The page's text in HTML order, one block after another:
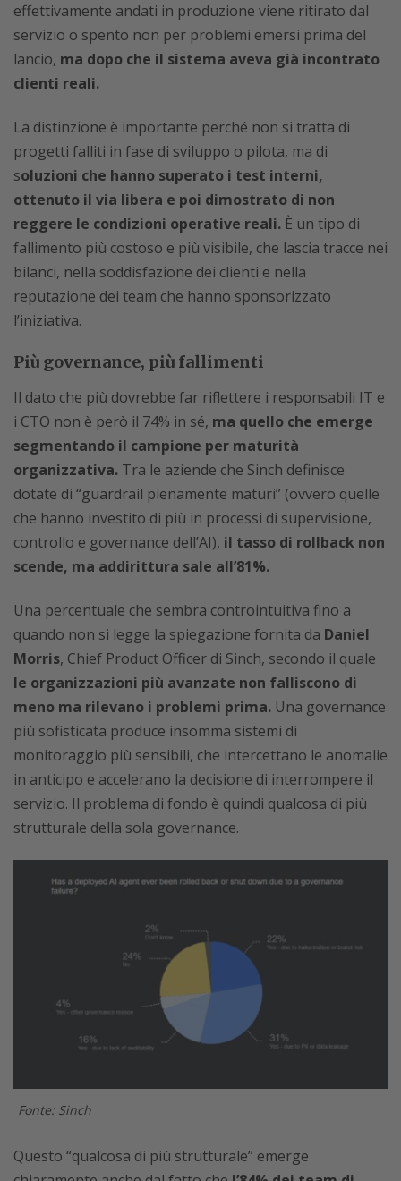
effettivamente andati in produzione viene ritirato dal
servizio o spento non per problemi emersi prima del
lancio, ma dopo che il sistema aveva già incontrato
clienti reali.
La distinzione è importante perché non si tratta di
progetti falliti in fase di sviluppo o pilota, ma di
soluzioni che hanno superato i test interni,
ottenuto il via libera e poi dimostrato di non
reggere le condizioni operative reali. È un tipo di
fallimento più costoso e più visibile, che lascia tracce nei
bilanci, nella soddisfazione dei clienti e nella
reputazione dei team che hanno sponsorizzato
l’iniziativa.
Più governance, più fallimenti
Il dato che più dovrebbe far riflettere i responsabili IT e
i CTO non è però il 74% in sé, ma quello che emerge
segmentando il campione per maturità
organizzativa. Tra le aziende che Sinch definisce
dotate di “guardrail pienamente maturi” (ovvero quelle
che hanno investito di più in processi di supervisione,
controllo e governance dell’AI), il tasso di rollback non
scende, ma addirittura sale all’81%.
Una percentuale che sembra controintuitiva fino a
quando non si legge la spiegazione fornita da Daniel
Morris, Chief Product Officer di Sinch, secondo il quale
le organizzazioni più avanzate non falliscono di
meno ma rilevano i problemi prima. Una governance
più sofisticata produce insomma sistemi di
monitoraggio più sensibili, che intercettano le anomalie
in anticipo e accelerano la decisione di interrompere il
servizio. Il problema di fondo è quindi qualcosa di più
strutturale della sola governance.
Fonte: Sinch
Questo “qualcosa di più strutturale” emerge